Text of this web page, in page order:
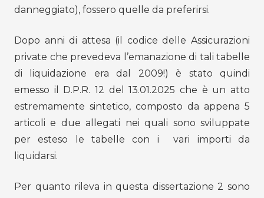
danneggiato), fossero quelle da preferirsi.
Dopo anni di attesa (il codice delle Assicurazioni
private che prevedeva l’emanazione di tali tabelle
di liquidazione era dal 2009!) è stato quindi
emesso il D.P.R. 12 del 13.01.2025 che è un atto
estremamente sintetico, composto da appena 5
articoli e due allegati nei quali sono sviluppate
per esteso le tabelle con i vari importi da
liquidarsi.
Per quanto rileva in questa dissertazione 2 sono